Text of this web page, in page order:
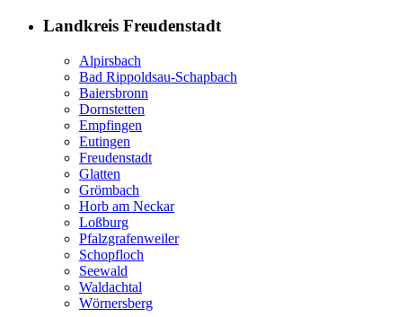
Landkreis Freudenstadt
Alpirsbach
Bad Rippoldsau-Schapbach
Baiersbronn
Dornstetten
Empfingen
Eutingen
Freudenstadt
Glatten
Grömbach
Horb am Neckar
Loßburg
Pfalzgrafenweiler
Schopfloch
Seewald
Waldachtal
Wörnersberg